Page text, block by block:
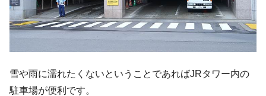
雪や雨に濡れたくないということであればJRタワー内の
駐車場が便利です。